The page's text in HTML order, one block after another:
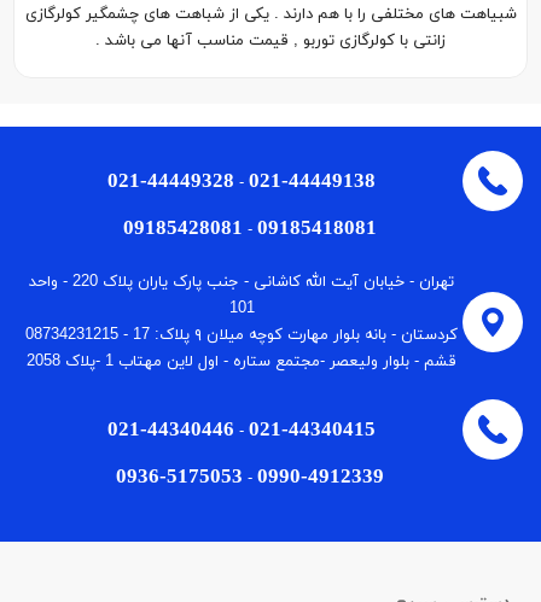
شبیاهت های مختلفی را با هم دارند . یکی از شباهت های چشمگیر کولرگازی
زانتی با کولرگازی توربو , قیمت مناسب آنها می باشد .
021-44449138
-
021-44449328
09185418081
-
09185428081
تهران - خیابان آیت الله کاشانی - جنب پارک یاران پلاک 220 - واحد
101
كردستان - بانه بلوار مهارت كوچه میلان ٩ پلاک: 17 - 08734231215
قشم - بلوار ولیعصر -مجتمع ستاره - اول لاین مهتاب 1 -پلاک 2058
021-44340415
-
021-44340446
0990-4912339
-
0936-5175053